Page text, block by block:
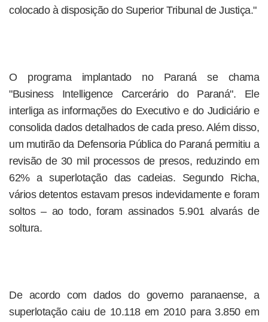
colocado à disposição do Superior Tribunal de Justiça."
O programa implantado no Paraná se chama
"Business Intelligence Carcerário do Paraná". Ele
interliga as informações do Executivo e do Judiciário e
consolida dados detalhados de cada preso. Além disso,
um mutirão da Defensoria Pública do Paraná permitiu a
revisão de 30 mil processos de presos, reduzindo em
62% a superlotação das cadeias. Segundo Richa,
vários detentos estavam presos indevidamente e foram
soltos – ao todo, foram assinados 5.901 alvarás de
soltura.
De acordo com dados do governo paranaense, a
superlotação caiu de 10.118 em 2010 para 3.850 em